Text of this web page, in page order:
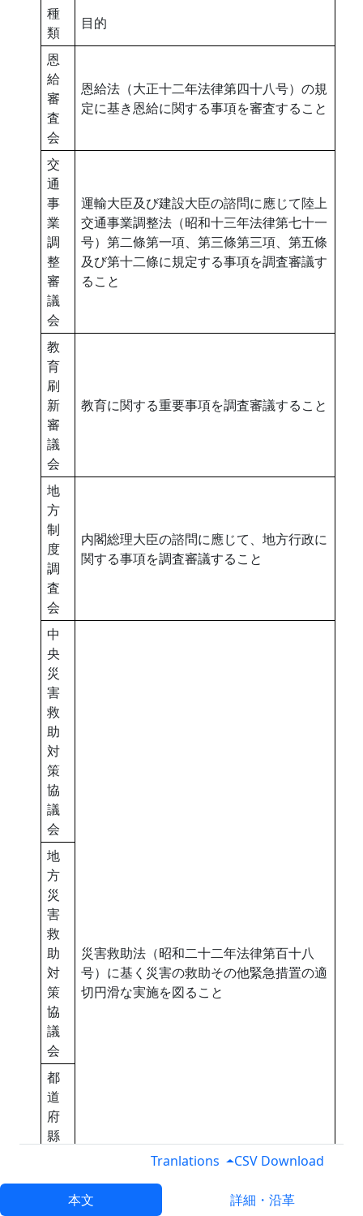
種
類
目的
恩
給
審
査
会
恩給法（大正十二年法律第四十八号）の規
定に基き恩給に関する事項を審査すること
交
通
事
業
調
整
審
議
会
運輸大臣及び建設大臣の諮問に應じて陸上
交通事業調整法（昭和十三年法律第七十一
号）第二條第一項、第三條第三項、第五條
及び第十二條に規定する事項を調査審議す
ること
教
育
刷
新
審
議
会
教育に関する重要事項を調査審議すること
地
方
制
度
調
査
会
内閣総理大臣の諮問に應じて、地方行政に
関する事項を調査審議すること
中
央
災
害
救
助
対
策
協
議
会
災害救助法（昭和二十二年法律第百十八
号）に基く災害の救助その他緊急措置の適
切円滑な実施を図ること
地
方
災
害
救
助
対
策
協
議
会
都
道
府
縣
Tranlations CSV Download
本文 詳細・沿革